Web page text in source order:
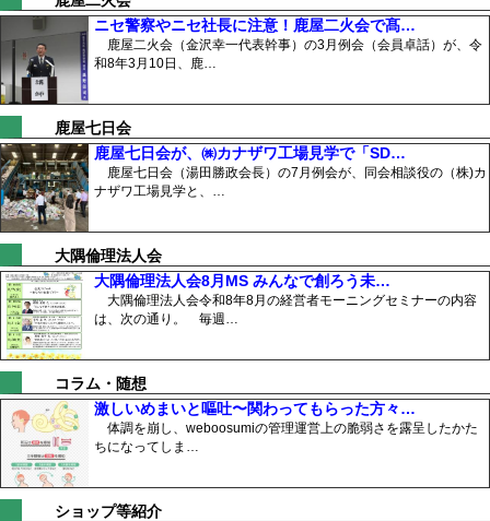
ニセ警察やニセ社長に注意！鹿屋二火会で髙…
鹿屋二火会（金沢幸一代表幹事）の3月例会（会員卓話）が、令
和8年3月10日、鹿…
鹿屋七日会
鹿屋七日会が、㈱カナザワ工場見学で「SD…
鹿屋七日会（湯田勝政会長）の7月例会が、同会相談役の（株)カ
ナザワ工場見学と、…
大隅倫理法人会
大隅倫理法人会8月MS みんなで創ろう未…
大隅倫理法人会令和8年8月の経営者モーニングセミナーの内容
は、次の通り。 毎週…
コラム・随想
激しいめまいと嘔吐〜関わってもらった方々…
体調を崩し、weboosumiの管理運営上の脆弱さを露呈したかた
ちになってしま…
ショップ等紹介